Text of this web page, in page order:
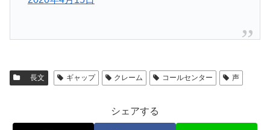
長文 ギャップ クレーム コールセンター 声
シェアする